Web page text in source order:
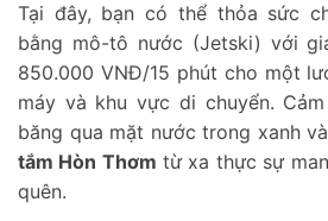
Tại đây, bạn có thể thỏa sức
bằng mô-tô nước (Jetski) với
850.000 VNĐ/15 phút cho một
máy và khu vực di chuyển.
băng qua mặt nước trong xanh
tắm Hòn Thơm từ xa thực sự
quên.